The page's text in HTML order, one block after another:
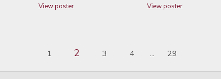
View poster
View poster
1 2 3 4 ... 29